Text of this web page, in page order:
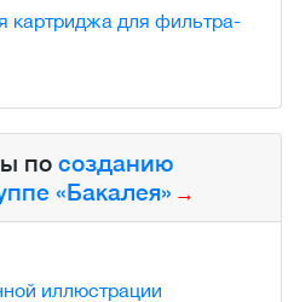
картриджа для фильтра-
по созданию
«Бакалея»
иллюстрации